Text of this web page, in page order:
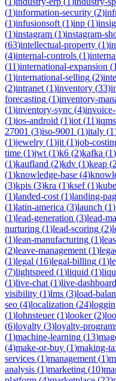
(1)information-security (2)
(1)infusionsoft (1)inp (1)
(1)instagram (1)instagram-
(63)intellectual-property (1)
(4)internal-controls (1)
(11)international-expansion (1
(1)international-selling (2)
(2)intranet (1)inventory (33)
forecasting (1)inventory-
(1)inventory-sync (4)
(1)ios-android (1)iot (11)iqms
27001 (3)iso-9001 (1)italy (1
(1)jewelry (1)jit (1)job-
time (1)jwt (1)k6 (2)kafka (1)
(1)kaufland (2)kdv (1)keap (2
(1)knowledge-base (4)
(3)kpis (3)kra (1)ksef(1)
(1)landed-cost (1)landing-
(1)latin-america (3)launch (1)
(1)lead-generation (3)lead-
nurturing (1)lead-scoring (2)
(1)lean-manufacturing (1)
(2)leave-management (1)
(1)legal (16)legal-billing (1)
(7)lightspeed (1)liquid (1)
(1)live-chat (1)live-
visibility (1)lms (3)load-
seo (4)localization (24)
(1)lohnsteuer(1)looker(2)
(6)loyalty (3)loyalty-
(1)machine-learning (13)
(4)make-or-buy (1)making-
services (1)management (1)
analysis (1)marketing (10)